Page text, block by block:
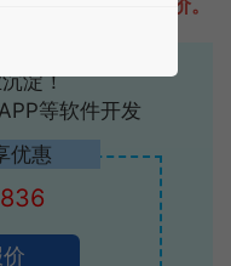
开发，免费提供报价。
淀！
等软件开发
优惠